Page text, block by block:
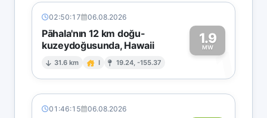
02:50:17 06.08.2026
Pāhala'nın 12 km doğu-
kuzeydoğusunda, Hawaii
31.6 km I 19.24, -155.37
1.9
MW1
01:46:15 06.08.2026